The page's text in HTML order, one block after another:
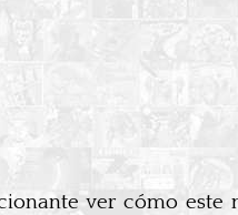
ver cómo